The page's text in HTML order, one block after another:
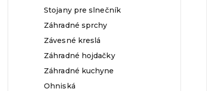
Stojany pre slnečník
Záhradné sprchy
Závesné kreslá
Záhradné hojdačky
Záhradné kuchyne
Ohniská